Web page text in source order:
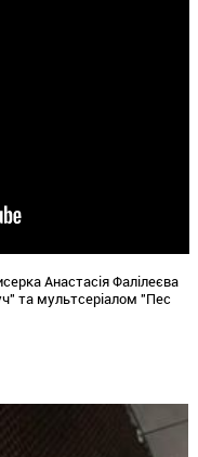
Анастасія Фалілеєва
та мультсеріалом "Пес